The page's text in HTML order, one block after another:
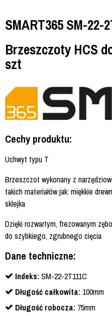
SMART365 SM-22-
Brzeszczoty HCS
szt
Cechy produktu:
Uchwyt typu T
Brzeszczot wykonany z
takich materiałów jak: miękkie
sklejka
Dzięki rozwartym, frezowanym
do szybkiego, zgrubnego cięcia
Dane techniczne:
Indeks: SM-22-2T111C
Długość całkowita: 100mm
Długość robocza: 75mm